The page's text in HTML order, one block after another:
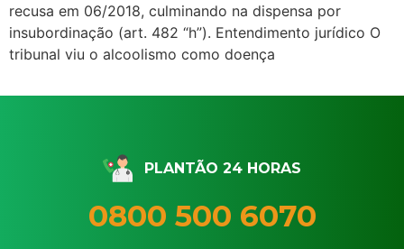
recusa em 06/2018, culminando na dispensa por
insubordinação (art. 482 “h”). Entendimento jurídico O
tribunal viu o alcoolismo como doença
PLANTÃO 24 HORAS
0800 500 6070